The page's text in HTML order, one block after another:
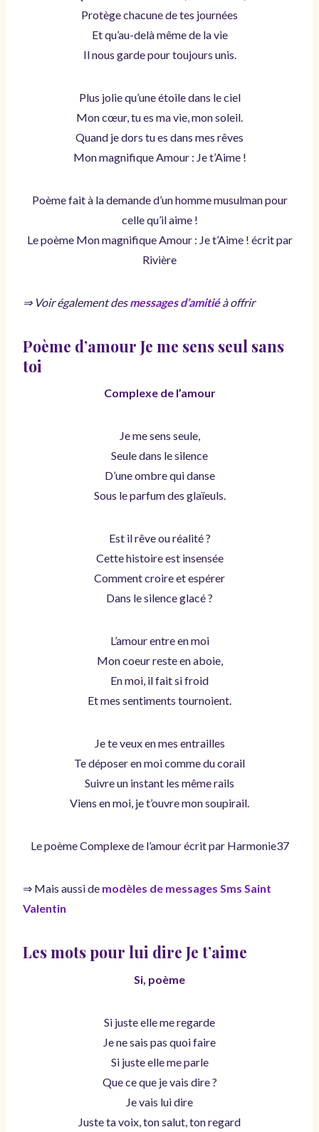
Protège chacune de tes journées
Et qu’au-delà même de la vie
Il nous garde pour toujours unis.
Plus jolie qu’une étoile dans le ciel
Mon cœur, tu es ma vie, mon soleil.
Quand je dors tu es dans mes rêves
Mon magnifique Amour : Je t’Aime !
Poème fait à la demande d’un homme musulman pour
celle qu’il aime !
Le poème Mon magnifique Amour : Je t’Aime ! écrit par
Rivière
⇒ Voir également desmessages d’amitiéà offrir
Poème d’amour Je me sens seul sans
toi
Complexe de l’amour
Je me sens seule,
Seule dans le silence
D’une ombre qui danse
Sous le parfum des glaïeuls.
Est il rêve ou réalité ?
Cette histoire est insensée
Comment croire et espérer
Dans le silence glacé ?
L’amour entre en moi
Mon coeur reste en aboie,
En moi, il fait si froid
Et mes sentiments tournoient.
Je te veux en mes entrailles
Te déposer en moi comme du corail
Suivre un instant les même rails
Viens en moi, je t’ouvre mon soupirail.
Le poème Complexe de l’amour écrit par Harmonie37
⇒ Mais aussi de modèles de messages Sms Saint
Valentin
Les mots pour lui dire Je t’aime
Si, poème
Si juste elle me regarde
Je ne sais pas quoi faire
Si juste elle me parle
Que ce que je vais dire ?
Je vais lui dire
Juste ta voix, ton salut, ton regard